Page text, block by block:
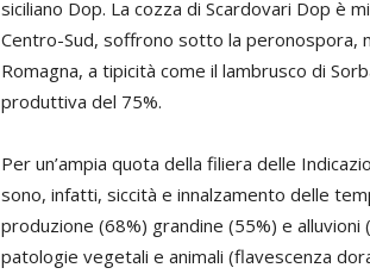
siciliano Dop. La cozza di Scardovari Dop è
Centro-Sud, soffrono sotto la peronospora,
Romagna, a tipicità come il lambrusco di
produttiva del 75%.
Per un’ampia quota della filiera delle
sono, infatti, siccità e innalzamento delle
produzione (68%) grandine (55%) e
patologie vegetali e animali (flavescenza